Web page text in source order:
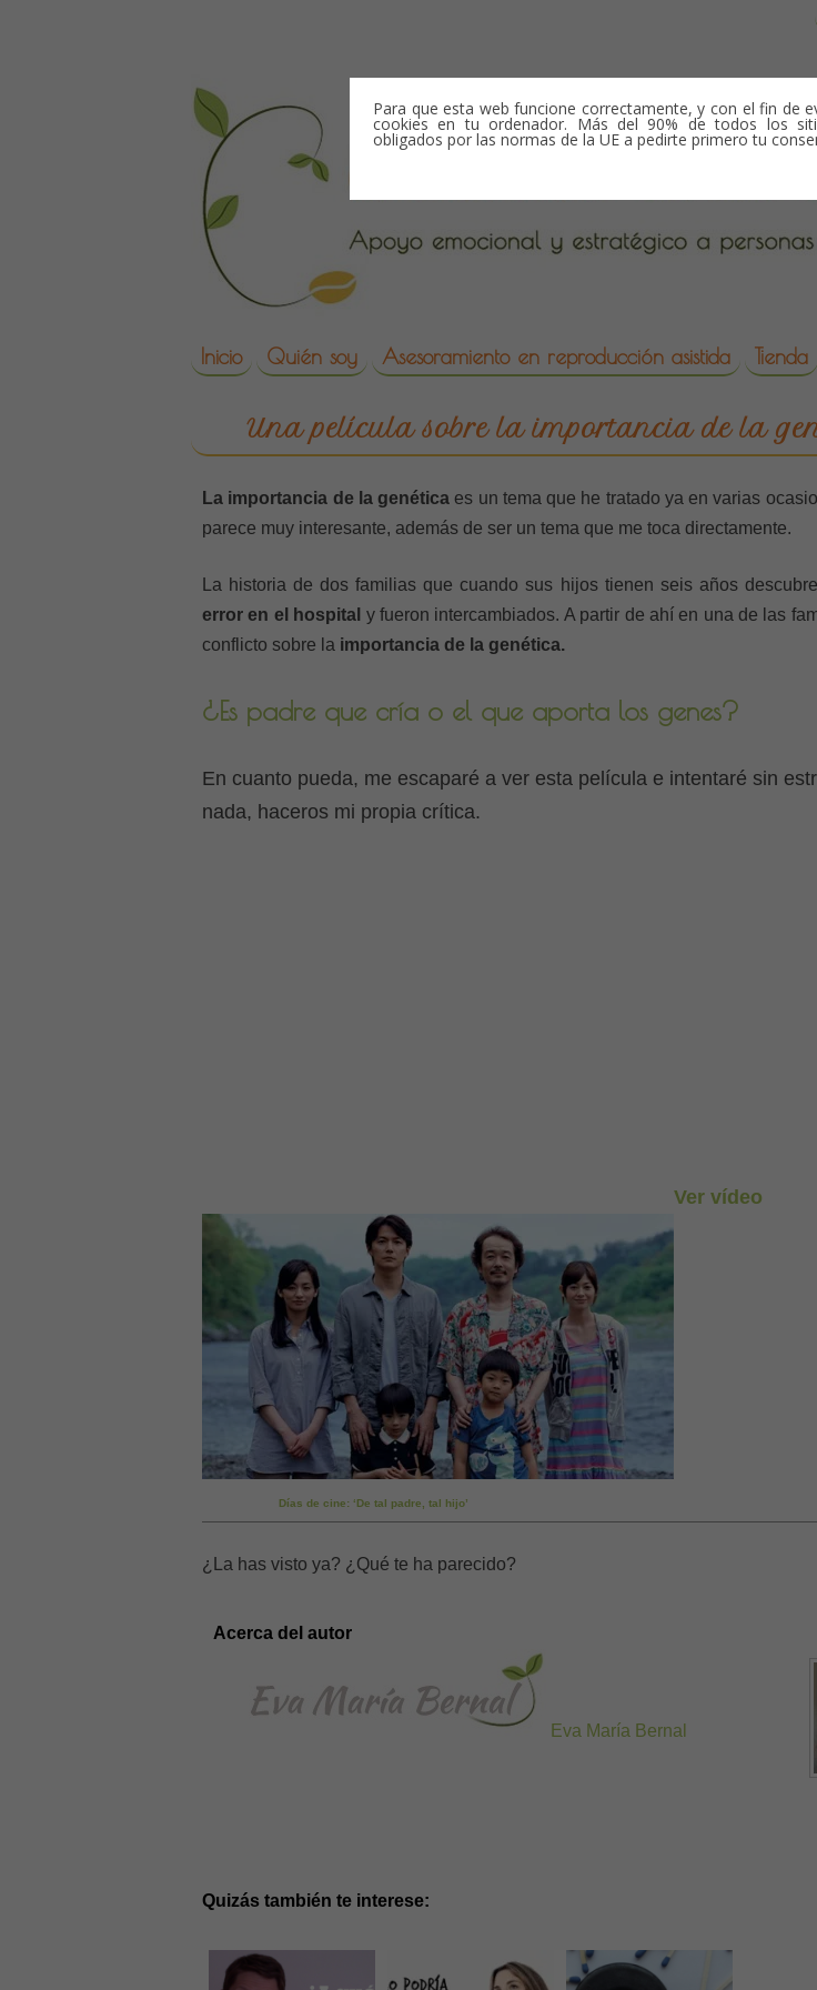
Para que esta web funcione correctamente, y con el fin de
cookies en tu ordenador. Más del 90% de todos los
obligados por las normas de la UE a pedirte primero tu
reproduccion asistida
Skip to content
Inicio Quién soy Asesoramiento en reproducción asistida Tienda
Una película sobre la importancia de la
La importancia de la genética es un tema que he tratado ya en varias
parece muy interesante, además de ser un tema que me toca directamente.
La historia de dos familias que cuando sus hijos tienen seis años
error en el hospital y fueron intercambiados. A partir de ahí en una de las
conflicto sobre la importancia de la genética.
¿Es padre que cría o el que aporta los genes?
En cuanto pueda, me escaparé a ver esta película e intentaré sin
nada, haceros mi propia crítica.
Ver vídeo
Días de cine: ‘De tal padre, tal hijo’
¿La has visto ya? ¿Qué te ha parecido?
Acerca del autor
Eva María Bernal
Quizás también te interese: